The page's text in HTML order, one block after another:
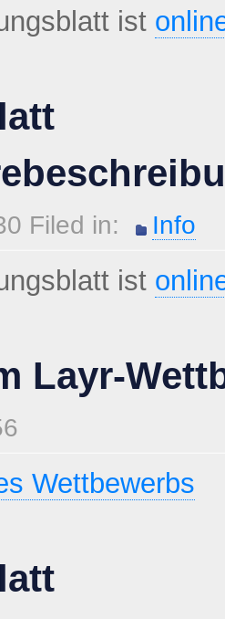
ist
Filed in: Info
ist
Layr-
Wettbewerbs